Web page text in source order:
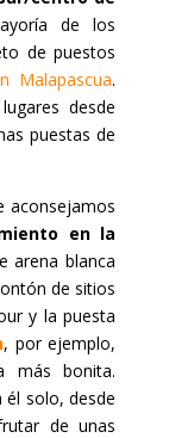
de los
de puestos
Malapascua.
desde
puestas de
aconsejamos
en la
arena blanca
de sitios
y la puesta
, por ejemplo,
más bonita.
él solo, desde
de unas